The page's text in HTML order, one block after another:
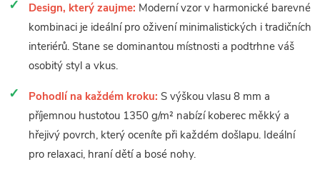
Design, který zaujme: Moderní vzor v harmonické barevné
kombinaci je ideální pro oživení minimalistických i tradičních
interiérů. Stane se dominantou místnosti a podtrhne váš
osobitý styl a vkus.
Pohodlí na každém kroku: S výškou vlasu 8 mm a
příjemnou hustotou 1350 g/m² nabízí koberec měkký a
hřejivý povrch, který oceníte při každém došlapu. Ideální
pro relaxaci, hraní dětí a bosé nohy.